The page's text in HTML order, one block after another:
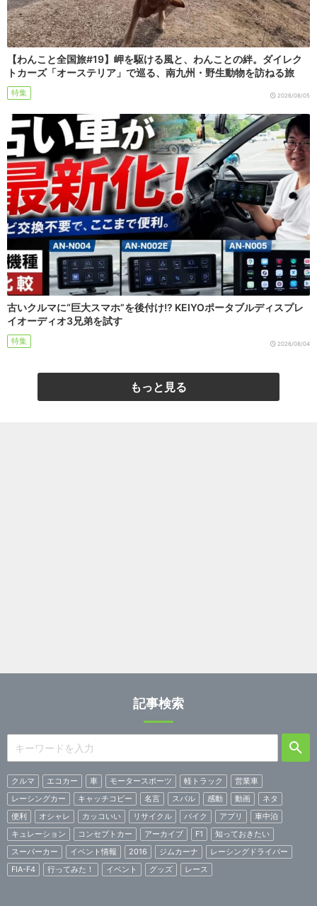
【わんこと全国旅#19】岬を駆ける風と、わんことの絆。ダイレク
トカーズ「オーステリア」で巡る、南九州・野生動物を訪ねる旅
特集 2026/08/05
古いクルマに“巨大スマホ”を後付け!? KEIYOポータブルディスプレ
イオーディオ3兄弟を試す
特集 2026/08/04
もっと見る
記事検索
クルマ エコカー 車 モータースポーツ 軽トラック
営業車
レーシングカー
キャッチコピー 名言 スバル 感動 動画
ネタ
便利
オシャレ カッコいい リサイクル バイク アプリ
車中泊
キュレーション
コンセプトカー アーカイブ F1
知っておきたい
スーパーカー
イベント情報 2016 ジムカーナ
レーシングドライバー
FIA-F4
行ってみた！ イベント グッズ レース